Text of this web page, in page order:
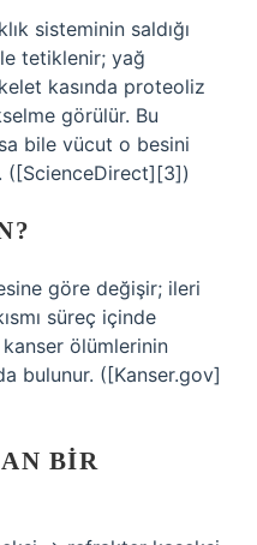
sisteminin saldığı
tetiklenir; yağ
kasında proteoliz
görülür. Bu
bile vücut o besini
([ScienceDirect][3])
göre değişir; ileri
süreç içinde
ölümlerinin
bulunur. ([Kanser.gov]
BIR